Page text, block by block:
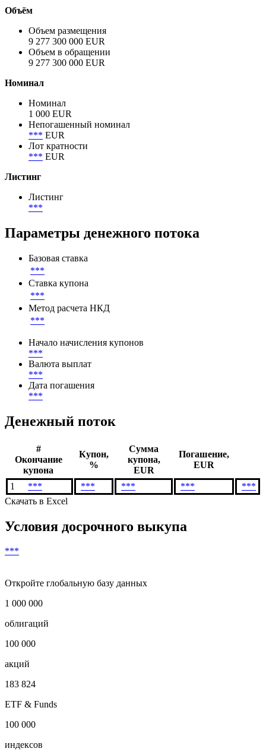
Объём
Объем размещения
9 277 300 000 EUR
Объем в обращении
9 277 300 000 EUR
Номинал
Номинал
1 000 EUR
Непогашенный номинал
*** EUR
Лот кратности
*** EUR
Листинг
Листинг
***
Параметры денежного потока
Базовая ставка
***
Ставка купона
***
Метод расчета НКД
***
Начало начисления купонов
***
Валюта выплат
***
Дата погашения
***
Денежный поток
#
Окончание
купона
Купон,
%
Сумма
купона,
EUR
Погашение,
EUR
1 *** *** *** ***
***
Скачать в Excel
Условия досрочного выкупа
***
Откройте глобальную базу данных
1 000 000
облигаций
100 000
акций
183 824
ETF & Funds
100 000
индексов